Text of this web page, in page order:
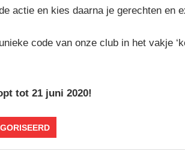
actie en kies daarna je gerechten en
code van onze club in het vakje
tot 21 juni 2020!